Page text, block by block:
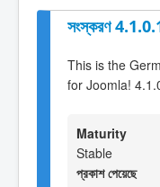
সংস্করণ
This is the
for Joomla!
Maturity
Stable
প্রকাশ পেয়েছে